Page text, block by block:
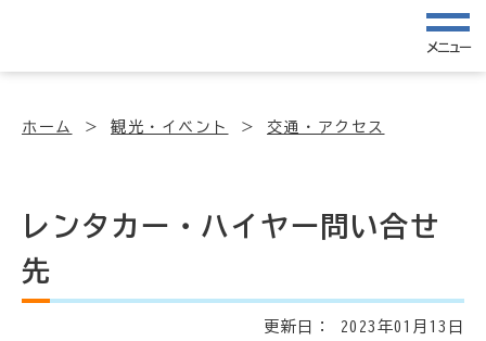
メニュー
ホーム 観光・イベント 交通・アクセス
レンタカー・ハイヤー問い合せ
先
更新日： 2023年01月13日